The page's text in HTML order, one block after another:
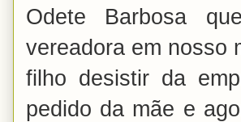
Odete Barbosa
vereadora em nosso
filho desistir da
pedido da mãe e